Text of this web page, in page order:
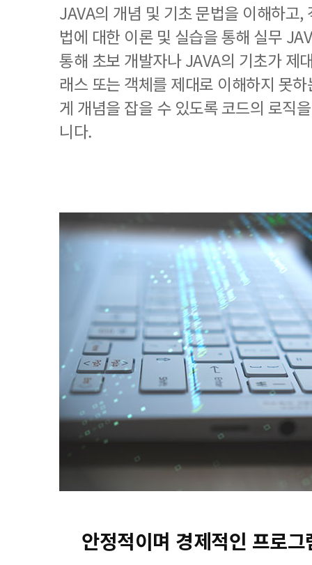
JAVA의 개념 및 기초 문법을 이해하고,
법에 대한 이론 및 실습을 통해 실무
통해 초보 개발자나 JAVA의 기초가 제
래스 또는 객체를 제대로 이해하지 못
게 개념을 잡을 수 있도록 코드의 로직
니다.
안정적이며 경제적인 프로그